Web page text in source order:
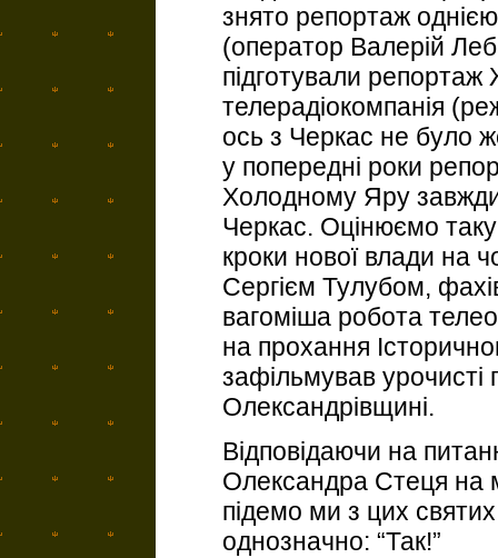
знято репортаж
(оператор Валерій
підготували
телерадіокомпанія
ось з Черкас не було
у попередні роки
Холодному Яру
Черкас. Оцінюємо таку
кроки нової влади на
Сергієм Тулубом,
вагоміша робота
на прохання
зафільмував урочисті
Олександрівщині.
Відповідаючи на
Олександра Стеця на
підемо ми з цих
однозначно: “Так!”